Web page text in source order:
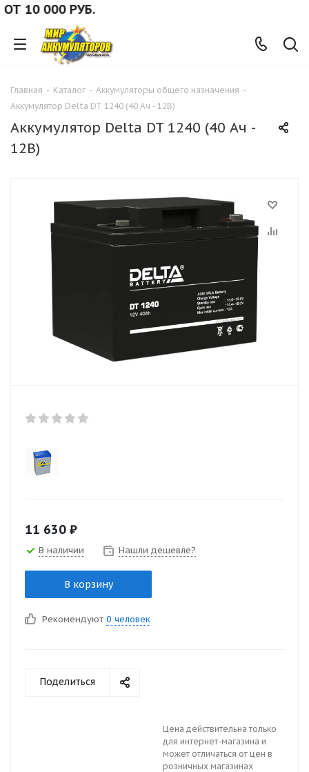
10 000 РУБ.
Главная - Каталог - Аккумуляторы общего назначения -
Аккумулятор Delta DT 1240 (40 Ач - 12В)
Аккумулятор Delta DT 1240 (40 Ач -
12В)
11 630 ₽
В наличии Нашли дешевле?
В корзину
Рекомендуют 0 человек
Поделиться
Цена действительна только
для интернет-магазина и
может отличаться от цен в
розничных магазинах